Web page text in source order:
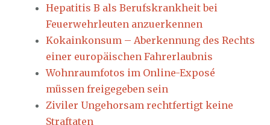
Hepatitis B als Berufskrankheit bei
Feuerwehrleuten anzuerkennen
Kokainkonsum – Aberkennung des Rechts
einer europäischen Fahrerlaubnis
Wohnraumfotos im Online-Exposé
müssen freigegeben sein
Ziviler Ungehorsam rechtfertigt keine
Straftaten